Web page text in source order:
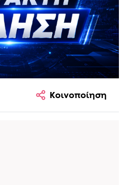
Κοινοποίηση